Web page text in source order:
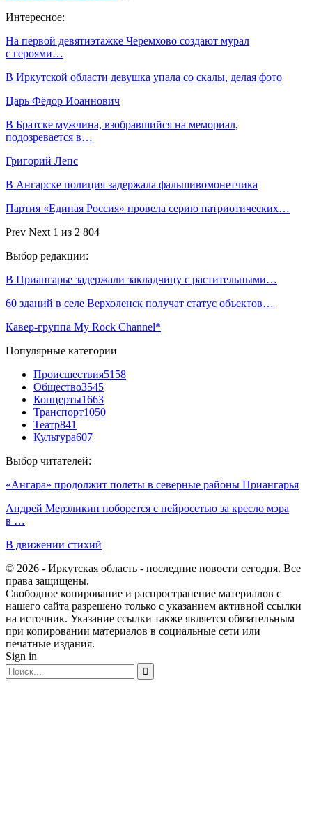
Интересное:
На первой девятиэтажке Черемхово создают мурал
с героями…
В Иркутской области девушка упала со скалы, делая фото
Царь Фёдор Иоаннович
В Братске мужчина, взобравшийся на мемориал,
подозревается в…
Григорий Лепс
В Ангарске полиция задержала фальшивомонетчика
Партия «Единая Россия» провела серию патриотических…
Prev Next 1 из 2 804
Выбор редакции:
В Приангарье задержали закладчицу с растительными…
60 зданий в селе Верхоленск получат статус объектов…
Кавер-группа My Rock Channel*
Популярные категории
Происшествия5158
Общество3545
Концерты1663
Транспорт1050
Театр841
Культура607
Выбор читателей:
«Ангара» продолжит полеты в северные районы Приангарья
Андрей Мерзликин поборется с нейросетью за кресло мэра
в …
В движении стихий
© 2026 - Иркутская область - последние новости сегодня. Все
права защищены.
Свободное копирование и распространение материалов с
нашего сайта разрешено только с указанием активной ссылки
на источник. Указание ссылки также является обязательным
при копировании материалов в социальные сети или
печатные издания.
Sign in